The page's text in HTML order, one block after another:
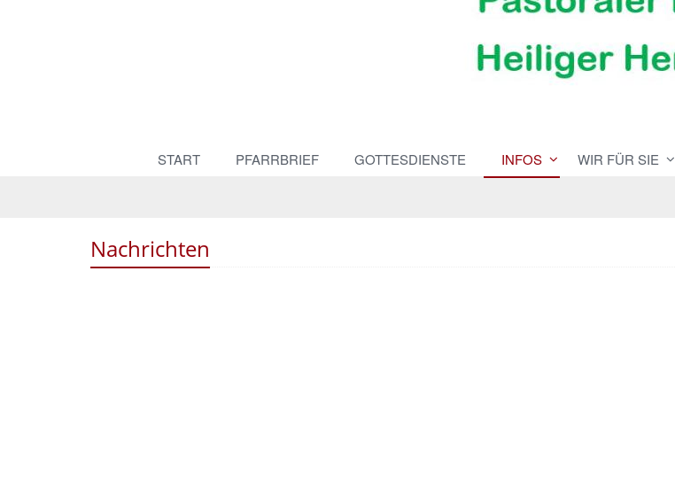
START PFARRBRIEF GOTTESDIENSTE INFOS WIR FÜR SIE
Nachrichten